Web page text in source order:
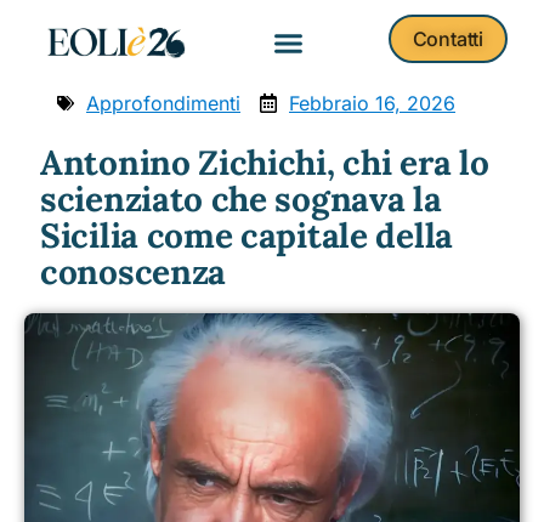
Contatti
Approfondimenti Febbraio 16, 2026
Antonino Zichichi, chi era lo
scienziato che sognava la
Sicilia come capitale della
conoscenza